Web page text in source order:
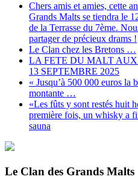
Chers amis et amies, cette
Grands Malts se tiendra le
de la Terrasse du 7ème.
partager de précieux drams !
Le Clan chez les Bretons …
LA FETE DU MALT
13 SEPTEMBRE 2025
« Jusqu’à 500 000 euros
montante …
«Les fûts y sont restés huit
première fois, un whisky a
sauna
Le Clan des Grands Malts